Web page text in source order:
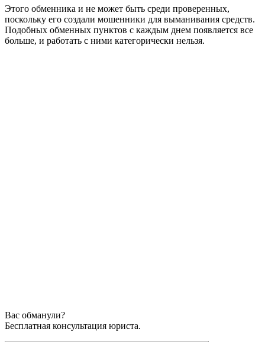
Этого обменника и не может быть среди проверенных,
поскольку его создали мошенники для выманивания средств.
Подобных обменных пунктов с каждым днем появляется все
больше, и работать с ними категорически нельзя.
Вас обманули?
Бесплатная консультация юриста.